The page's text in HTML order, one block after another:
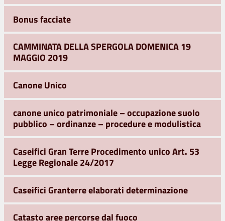
Bonus facciate
CAMMINATA DELLA SPERGOLA DOMENICA 19
MAGGIO 2019
Canone Unico
canone unico patrimoniale – occupazione suolo
pubblico – ordinanze – procedure e modulistica
Caseifici Gran Terre Procedimento unico Art. 53
Legge Regionale 24/2017
Caseifici Granterre elaborati determinazione
Catasto aree percorse dal fuoco